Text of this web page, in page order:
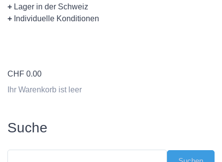
+ Lager in der Schweiz
+ Individuelle Konditionen
CHF 0.00
Ihr Warenkorb ist leer
Suche